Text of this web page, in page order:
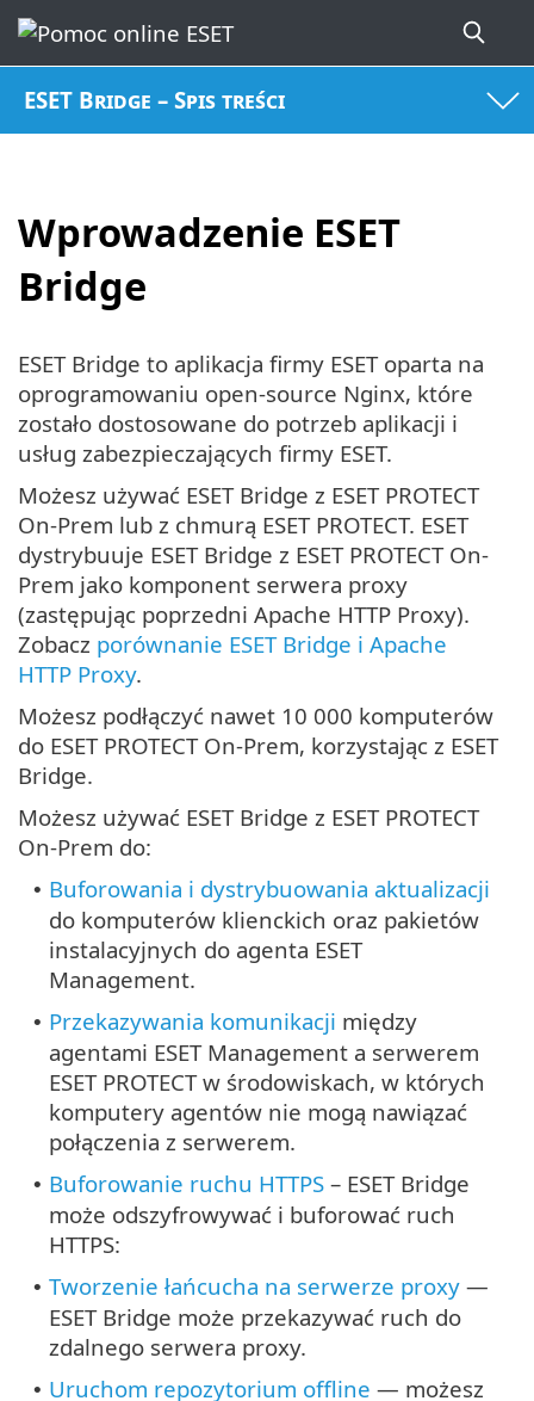
ESET Bridge – Spis treści
Wprowadzenie ESET
Bridge
ESET Bridge to aplikacja firmy ESET oparta na
oprogramowaniu open-source Nginx, które
zostało dostosowane do potrzeb aplikacji i
usług zabezpieczających firmy ESET.
Możesz używać ESET Bridge z ESET PROTECT
On-Prem lub z chmurą ESET PROTECT. ESET
dystrybuuje ESET Bridge z ESET PROTECT On-
Prem jako komponent serwera proxy
(zastępując poprzedni Apache HTTP Proxy).
Zobacz porównanie ESET Bridge i Apache
HTTP Proxy.
Możesz podłączyć nawet 10 000 komputerów
do ESET PROTECT On-Prem, korzystając z ESET
Bridge.
Możesz używać ESET Bridge z ESET PROTECT
On-Prem do:
• Buforowania i dystrybuowania aktualizacji
do komputerów klienckich oraz pakietów
instalacyjnych do agenta ESET
Management.
• Przekazywania komunikacji między
agentami ESET Management a serwerem
ESET PROTECT w środowiskach, w których
komputery agentów nie mogą nawiązać
połączenia z serwerem.
• Buforowanie ruchu HTTPS – ESET Bridge
może odszyfrowywać i buforować ruch
HTTPS:
• Tworzenie łańcucha na serwerze proxy —
ESET Bridge może przekazywać ruch do
zdalnego serwera proxy.
• Uruchom repozytorium offline — możesz